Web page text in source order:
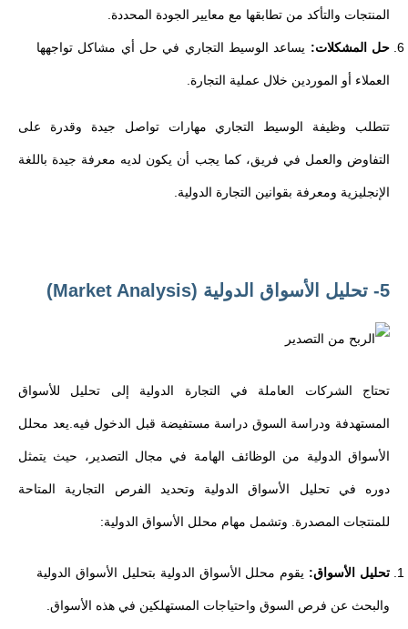
المنتجات والتأكد من تطابقها مع معايير الجودة المحددة.
حل المشكلات: يساعد الوسيط التجاري في حل أي مشاكل تواجهها
العملاء أو الموردين خلال عملية التجارة.
تتطلب وظيفة الوسيط التجاري مهارات تواصل جيدة وقدرة على
التفاوض والعمل في فريق، كما يجب أن يكون لديه معرفة جيدة باللغة
الإنجليزية ومعرفة بقوانين التجارة الدولية.
5- تحليل الأسواق الدولية (Market Analysis)
تحتاج الشركات العاملة في التجارة الدولية إلى تحليل للأسواق
المستهدفة ودراسة السوق دراسة مستفيضة قبل الدخول فيه.يعد محلل
الأسواق الدولية من الوظائف الهامة في مجال التصدير، حيث يتمثل
دوره في تحليل الأسواق الدولية وتحديد الفرص التجارية المتاحة
للمنتجات المصدرة. وتشمل مهام محلل الأسواق الدولية:
تحليل الأسواق: يقوم محلل الأسواق الدولية بتحليل الأسواق الدولية
والبحث عن فرص السوق واحتياجات المستهلكين في هذه الأسواق.